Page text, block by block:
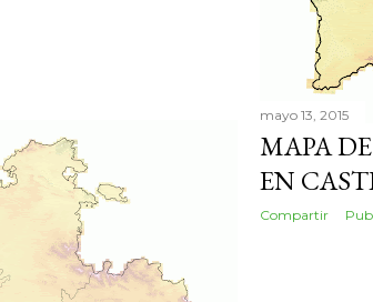
mayo 13, 2015
MAPA
EN
Compartir